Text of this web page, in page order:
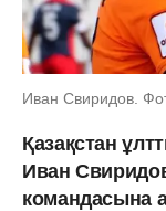
Иван Свиридов.
Қазақстан
Иван
командасына